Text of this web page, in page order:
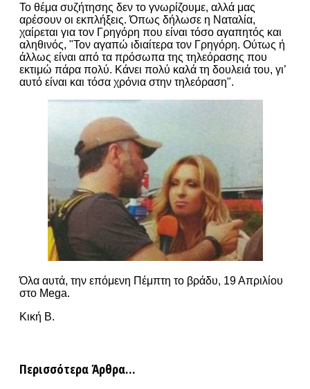
Το θέμα συζήτησης δεν το γνωρίζουμε, αλλά μας
αρέσουν οι εκπλήξεις. Όπως δήλωσε η Ναταλία,
χαίρεται για τον Γρηγόρη που είναι τόσο αγαπητός και
αληθινός, "Τον αγαπώ ιδιαίτερα τον Γρηγόρη. Ούτως ή
άλλως είναι από τα πρόσωπα της τηλεόρασης που
εκτιμώ πάρα πολύ. Κάνει πολύ καλά τη δουλειά του, γι’
αυτό είναι και τόσα χρόνια στην τηλεόραση".
Όλα αυτά, την επόμενη Πέμπτη το βράδυ, 19 Απριλίου
στο Mega.
Κική Β.
Περισσότερα Άρθρα...